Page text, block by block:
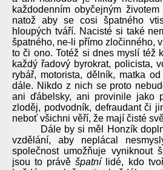
každodenním obyčejným
natož aby se cosi špatného
hloupých tváří. Nacisté si také
špatného, ne-li přímo zločinného,
to či ono. Totéž si dnes myslí též
každý řadový byrokrat, policista,
rybář, motorista, dělník, matka
dále. Nikdo z nich se proto
ani ďábelsky, ani provinile jako
zloděj, podvodník, defraudant či
neboť všichni věří, že mají čisté
Dále by si měl Honzík
vzdělání, aby neplácal
společnost umožňuje vyniknout
jsou to právěšpatnílidé, kdo